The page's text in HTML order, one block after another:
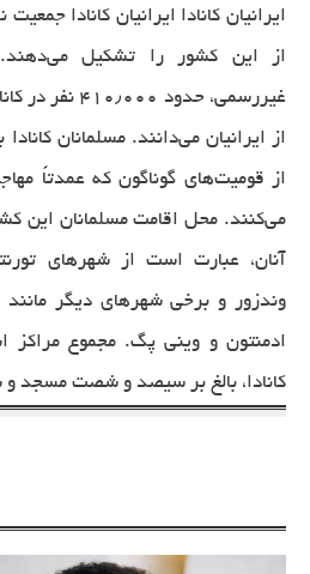
ایرانیان کانادا ایرانیان کانادا
از این کشور را تشکیل
غیررسمی، حدود
از ایرانیان می‌دانند. مسلمانان
از قومیت‌های گوناگون که عمدتاً
می‌کنند. محل اقامت مسلمانان این
آنان، عبارت است از شهرهای
وندزور و برخی شهرهای دیگر مانند
ادمنتون و وینی پگ. مجموع مراکز
کانادا، بالغ بر سیصد و شصت مسجد